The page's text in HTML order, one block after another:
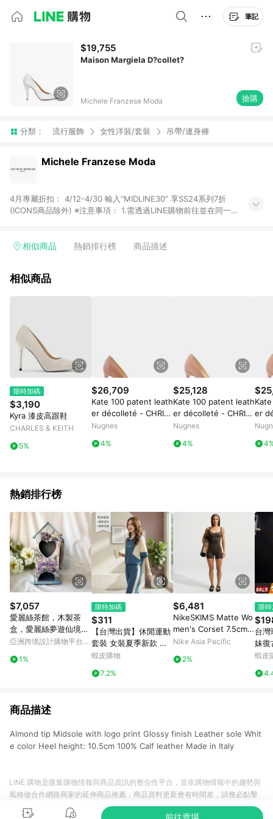
筆記
$19,755
Maison Margiela D?collet?
Michele Franzese Moda 搶購
分類： 流行服飾 女性洋裝/套裝 吊帶/連身褲
Michele Franzese Moda
4月專屬折扣： 4/12-4/30 輸入“MIDLINE30” 享SS24系列7折
(ICONS商品除外) ※注意事項： 1.需透過LINE購物前往並在同一
點數依據將以商品未稅價格為準。 3.國際商家之商品金額可能受
相似商品 熱銷排行榜 商品描述
相似商品
限時加碼
$3,190
Kyra 漆皮高跟鞋
CHARLES & KEITH
5%
$26,709
Kate 100 patent leath
er décolleté - CHRIS
TIAN LOUBOUTIN - g
Nugnes
4%
$25,128
Kate 100 patent leath
er décolleté - CHRIS
TIAN LOUBOUTIN - g
Nugnes
4%
er
熱銷排行榜
$7,057
愛麗絲茶館，木製茶
盒，愛麗絲夢遊仙境，
茶會，廚房裝飾
亞洲跨境設計購物平台
1%
限時加碼
$311
【台灣出貨】休閒運動
套裝 女裝夏季新款 減
齡洋氣兩件套 舒適束腳
氣親膚材質 簡約隨性風
蝦皮購物
7.2%
$6,481
NikeSKIMS Matte Wo
men's Corset 7.5cm
(approx.) Bodysuit
Nike Asia Pacific
2%
限
台
妹復
綁帶
裙
蝦皮
商品描述
Almond tip Midsole with logo print Glossy finish Leather sole Whit
e color Heel height: 10.5cm 100% Calf leather Made in Italy
前往賣場
LINE 購物是匯集購物情報與商品資訊的整合性平台，並依購物情報中的趨勢與
風格做合作網路商家的延伸商品推薦，商品資料更新會有時間差，請務必點擊
商品至各合作網路商家，確認現售價與購物條件，一切資訊以合作廠商網頁為